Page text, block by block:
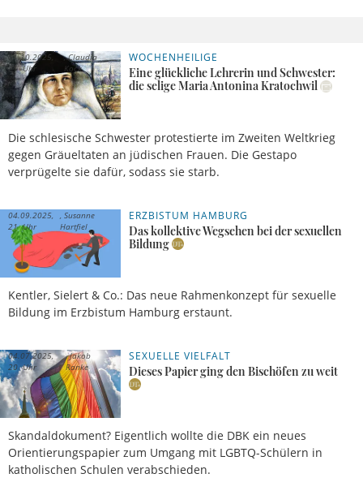
WOCHENHEILIGE
Eine glückliche Lehrerin und Schwester:
die selige Maria Antonina Kratochwil
Die schlesische Schwester protestierte im Zweiten Weltkrieg
gegen Gräueltaten an jüdischen Frauen. Die Gestapo
verprügelte sie dafür, sodass sie starb.
01.10.2025,
21 Uhr
Claudia
Kock
ERZBISTUM HAMBURG
Das kollektive Wegsehen bei der sexuellen
Bildung
Kentler, Sielert & Co.: Das neue Rahmenkonzept für sexuelle
Bildung im Erzbistum Hamburg erstaunt.
04.09.2025,
21 Uhr
Susanne
Hartfiel
SEXUELLE VIELFALT
Dieses Papier ging den Bischöfen zu weit
Skandaldokument? Eigentlich wollte die DBK ein neues
Orientierungspapier zum Umgang mit LGBTQ-Schülern in
katholischen Schulen verabschieden.
04.07.2025,
20 Uhr
Jakob
Ranke